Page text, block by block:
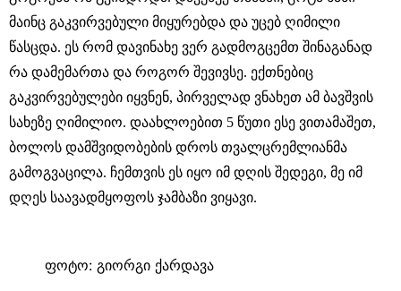
მაინც გაკვირვებული მიყურებდა და უცებ ღიმილი
წასცდა. ეს რომ დავინახე ვერ გადმოგცემთ შინაგანად
რა დამემართა და როგორ შევივსე. ექთნებიც
გაკვირვებულები იყვნენ, პირველად ვნახეთ ამ ბავშვის
სახეზე ღიმილიო. დაახლოებით 5 წუთი ესე ვითამაშეთ,
ბოლოს დამშვიდობების დროს თვალცრემლიანმა
გამოგვაცილა. ჩემთვის ეს იყო იმ დღის შედეგი, მე იმ
დღეს საავადმყოფოს ჯამბაზი ვიყავი.
ფოტო: გიორგი ქარდავა